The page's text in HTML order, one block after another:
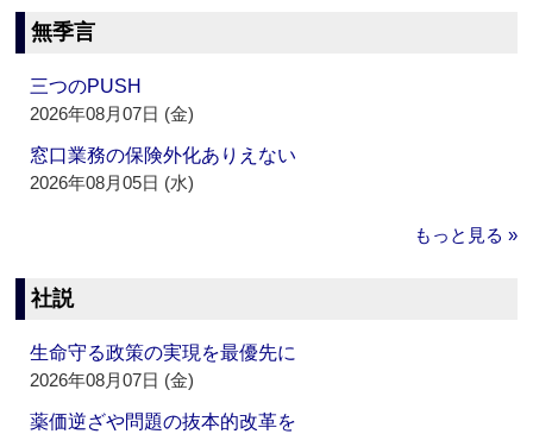
無季言
三つのPUSH
2026年08月07日 (金)
窓口業務の保険外化ありえない
2026年08月05日 (水)
もっと見る »
社説
生命守る政策の実現を最優先に
2026年08月07日 (金)
薬価逆ざや問題の抜本的改革を